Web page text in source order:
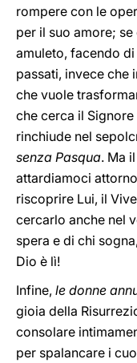
rompere con le
per il suo amore;
amuleto, facendo
passati, invece che
che vuole
che cerca il
rinchiude nel
senza Pasqua. Ma
attardiamoci
riscoprire Lui, il
cercarlo anche nel
spera e di chi
Dio è lì!
Infine, le donne
gioia della
consolare
per spalancare i